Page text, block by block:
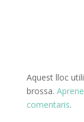
Aquest lloc
brossa.
comentaris.